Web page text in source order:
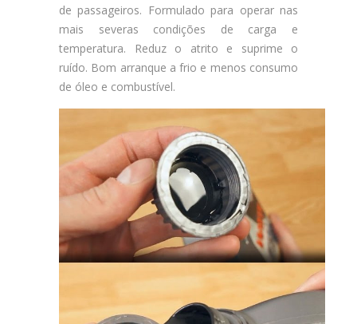
de passageiros. Formulado para operar nas
mais severas condições de carga e
temperatura. Reduz o atrito e suprime o
ruído. Bom arranque a frio e menos consumo
de óleo e combustível.